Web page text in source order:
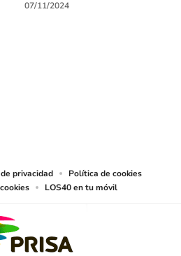
07/11/2024
privacidad
Política de cookies
LOS40 en tu móvil